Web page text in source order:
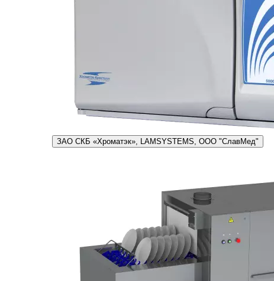
ЗАО СКБ «Хроматэк», LAMSYSTEMS, ООО "СлавМед"